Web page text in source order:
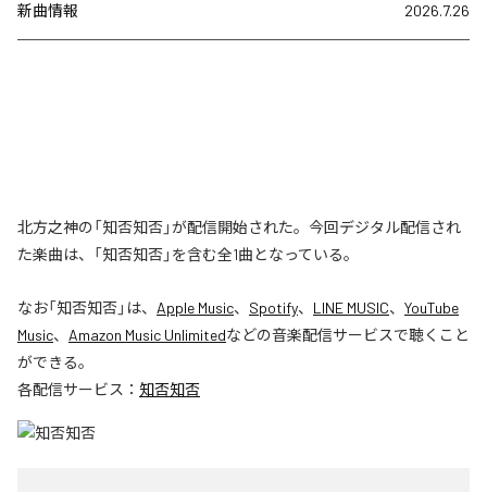
新曲情報 2026.7.26
北方之神の「知否知否」が配信開始された。今回デジタル配信され
た楽曲は、「知否知否」を含む全1曲となっている。
なお「知否知否 」は、 Apple Music、 Spotify、 LINE MUSIC、 YouTube
Music、 Amazon Music Unlimitedなどの音楽配信サービスで聴くこと
ができる。
各配信サービス： 知否知否